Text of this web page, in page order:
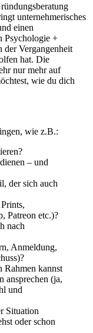
unternehmerisches
einen
Psychologie +
der Vergangenheit
hat. Die
nur mehr auf
wie du dich
wie z.B.:
– und
der sich auch
Patreon etc.)?
nach
Anmeldung,
Rahmen kannst
ansprechen (ja,
und
Situation
oder schon